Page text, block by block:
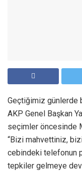
Geçtiğimiz günlerde
AKP Genel Başkan
seçimler öncesinde
“Bizi mahvettiniz,
cebindeki telefonun
tepkiler gelmeye